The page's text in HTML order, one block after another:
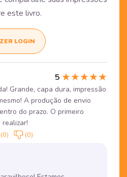
este livro.
LOGIN
5 ★★★★★
Grande, capa dura, impressão
A produção de envio
do prazo. O primeiro
(0) (0)